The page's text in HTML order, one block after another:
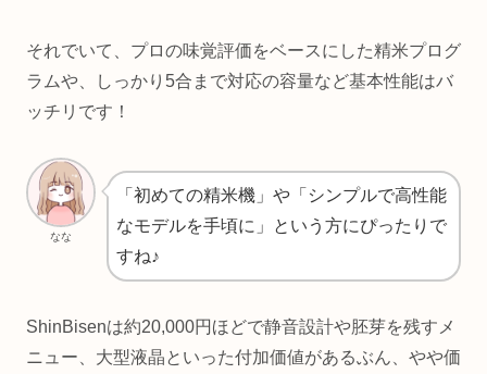
それでいて、プロの味覚評価をベースにした精米プログ
ラムや、しっかり5合まで対応の容量など基本性能はバ
ッチリです！
なな
「初めての精米機」や「シンプルで高性能
なモデルを手頃に」という方にぴったりで
すね♪
ShinBisenは約20,000円ほどで静音設計や胚芽を残すメ
ニュー、大型液晶といった付加価値があるぶん、やや価